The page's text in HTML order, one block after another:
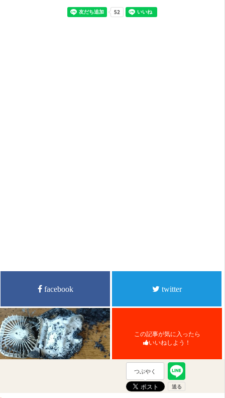
facebook twitter
この記事が気に入ったら
いいねしよう！
つぶやく